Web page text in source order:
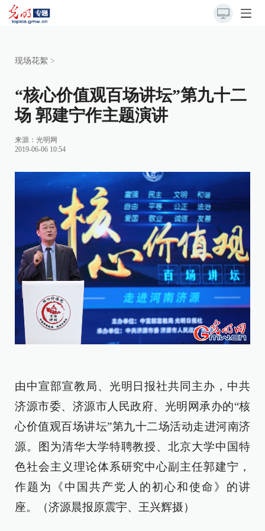
现场花絮 >
“核心价值观百场讲坛”第九十二
场 郭建宁作主题演讲
来源： 光明网
2019-06-06 10:54
由中宣部宣教局、光明日报社共同主办，中共
济源市委、济源市人民政府、光明网承办的“核
心价值观百场讲坛”第九十二场活动走进河南济
源。图为清华大学特聘教授、北京大学中国特
色社会主义理论体系研究中心副主任郭建宁，
作题为《中国共产党人的初心和使命》的讲
座。（济源晨报原震宇、王兴辉摄）